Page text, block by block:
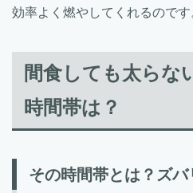
効率よく燃やしてくれるのです
間食しても太らな
時間帯は？
その時間帯とは？ズ